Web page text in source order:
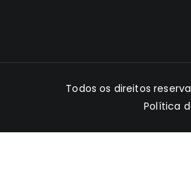
Todos os direitos
Política